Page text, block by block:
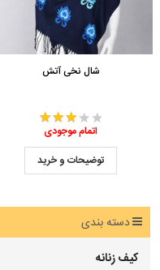
شال نخی آتش
اتمام موجودی
توضیحات و خرید
دسته بندی
کیف زنانه